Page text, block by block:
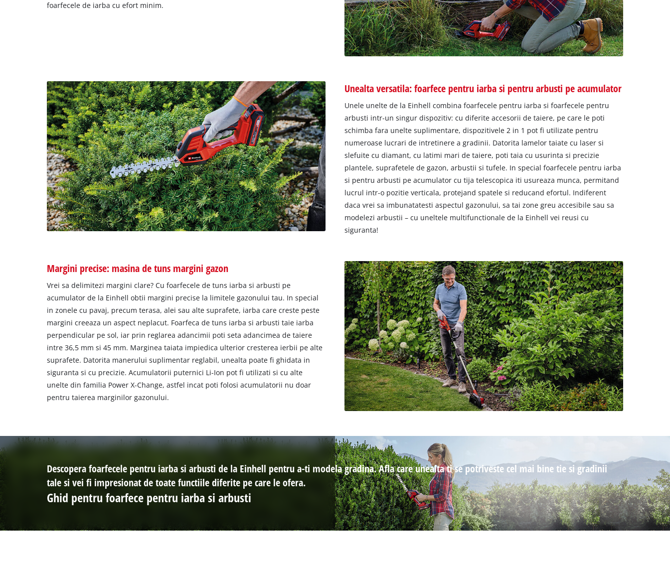
foarfecele de iarba cu efort minim.
Unealta versatila: foarfece pentru iarba si pentru arbusti pe acumulator
Unele unelte de la Einhell combina foarfecele pentru iarba si foarfecele pentru
arbusti intr-un singur dispozitiv: cu diferite accesorii de taiere, pe care le poti
schimba fara unelte suplimentare, dispozitivele 2 in 1 pot fi utilizate pentru
numeroase lucrari de intretinere a gradinii. Datorita lamelor taiate cu laser si
slefuite cu diamant, cu latimi mari de taiere, poti taia cu usurinta si precizie
plantele, suprafetele de gazon, arbustii si tufele. In special foarfecele pentru iarba
si pentru arbusti pe acumulator cu tija telescopica iti usureaza munca, permitand
lucrul intr-o pozitie verticala, protejand spatele si reducand efortul. Indiferent
daca vrei sa imbunatatesti aspectul gazonului, sa tai zone greu accesibile sau sa
modelezi arbustii – cu uneltele multifunctionale de la Einhell vei reusi cu
siguranta!
Margini precise: masina de tuns margini gazon
Vrei sa delimitezi margini clare? Cu foarfecele de tuns iarba si arbusti pe
acumulator de la Einhell obtii margini precise la limitele gazonului tau. In special
in zonele cu pavaj, precum terasa, alei sau alte suprafete, iarba care creste peste
margini creeaza un aspect neplacut. Foarfeca de tuns iarba si arbusti taie iarba
perpendicular pe sol, iar prin reglarea adancimii poti seta adancimea de taiere
intre 36,5 mm si 45 mm. Marginea taiata impiedica ulterior cresterea ierbii pe alte
suprafete. Datorita manerului suplimentar reglabil, unealta poate fi ghidata in
siguranta si cu precizie. Acumulatorii puternici Li-Ion pot fi utilizati si cu alte
unelte din familia Power X-Change, astfel incat poti folosi acumulatorii nu doar
pentru taierea marginilor gazonului.
Descopera foarfecele pentru iarba si arbusti de la Einhell pentru a-ti modela gradina. Afla care unealta ti se potriveste cel mai bine tie si gradinii
tale si vei fi impresionat de toate functiile diferite pe care le ofera.
Ghid pentru foarfece pentru iarba si arbusti